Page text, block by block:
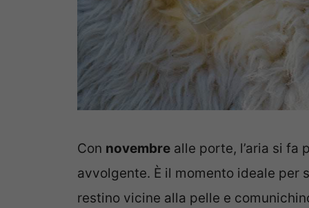
Con novembre alle porte, l’aria si fa
avvolgente. È il momento ideale per
restino vicine alla pelle e